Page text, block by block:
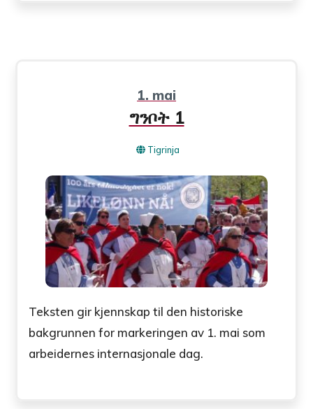
1. mai
ግንቦት 1
Tigrinja
Teksten gir kjennskap til den historiske
bakgrunnen for markeringen av 1. mai som
arbeidernes internasjonale dag.